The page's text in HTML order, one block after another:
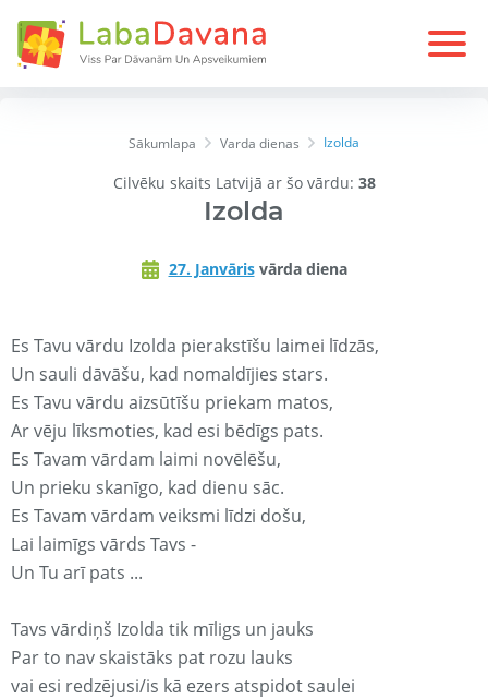
Sākumlapa Varda dienas Izolda
Cilvēku skaits Latvijā ar šo vārdu: 38
Izolda
27. Janvārisvārda diena
Es Tavu vārdu Izolda pierakstīšu laimei līdzās,
Un sauli dāvāšu, kad nomaldījies stars.
Es Tavu vārdu aizsūtīšu priekam matos,
Ar vēju līksmoties, kad esi bēdīgs pats.
Es Tavam vārdam laimi novēlēšu,
Un prieku skanīgo, kad dienu sāc.
Es Tavam vārdam veiksmi līdzi došu,
Lai laimīgs vārds Tavs -
Un Tu arī pats ...
Tavs vārdiņš Izolda tik mīligs un jauks
Par to nav skaistāks pat rozu lauks
vai esi redzējusi/is kā ezers atspidot saulei